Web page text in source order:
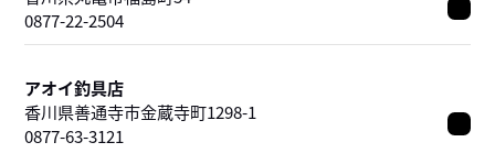
0877-22-2504
アオイ釣具店
香川県善通寺市金蔵寺町1298-1
0877-63-3121